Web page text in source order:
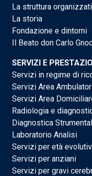
La struttura
La storia
Fondazione e dintorni
Il Beato don Carlo
SERVIZI E
Servizi in regime di
Servizi Area
Servizi Area
Radiologia e
Diagnostica
Laboratorio Analisi
Servizi per età
Servizi per anziani
Servizi per gravi